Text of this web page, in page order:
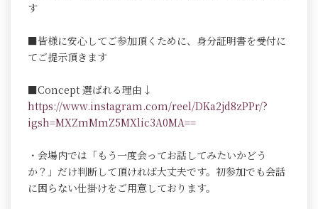
す
■皆様に安心してご参加頂くために、身分証明書を受付に
てご提示頂きます
■Concept 選ばれる理由↓
https://www.instagram.com/reel/DKa2jd8zPPr/?
igsh=MXZmMmZ5MXlic3A0MA==
・会場内では「もう一度会ってお話してみたいかどう
か？」だけ判断して頂ければ大丈夫です。初参加でも会話
に困らない仕掛けをご用意しております。